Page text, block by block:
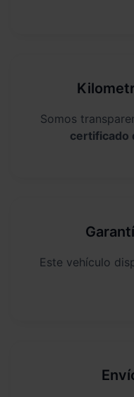
Somos
certificado
Este vehículo